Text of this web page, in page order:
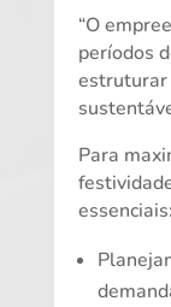
“O
períodos
estruturar
Para
essenciais: